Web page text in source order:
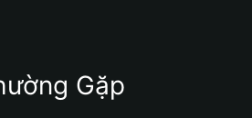
Gặp